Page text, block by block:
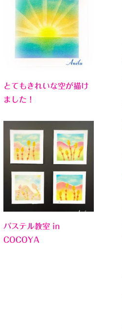
とてもきれいな空が描け
ました！
パステル教室 in
COCOYA